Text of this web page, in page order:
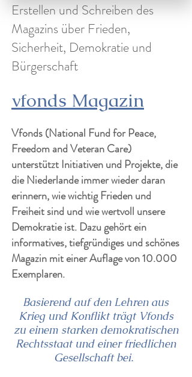
Erstellen und Schreiben des
Magazins über Frieden,
Sicherheit, Demokratie und
Bürgerschaft
vfonds Magazin
Vfonds (National Fund for Peace,
Freedom and Veteran Care)
unterstützt Initiativen und Projekte, die
die Niederlande immer wieder daran
erinnern, wie wichtig Frieden und
Freiheit sind und wie wertvoll unsere
Demokratie ist. Dazu gehört ein
informatives, tiefgründiges und schönes
Magazin mit einer Auflage von 10.000
Exemplaren.
Basierend auf den Lehren aus
Krieg und Konflikt trägt Vfonds
zu einem starken demokratischen
Rechtsstaat und einer friedlichen
Gesellschaft bei.